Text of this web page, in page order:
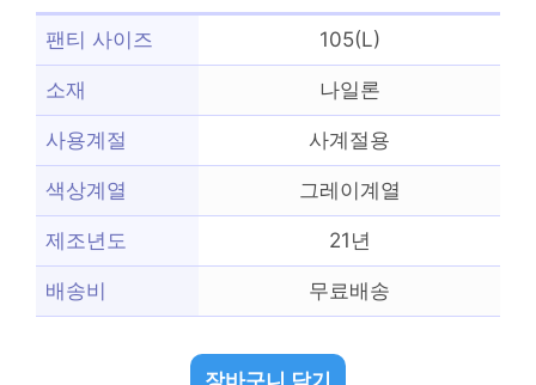
팬티 사이즈 105(L)
소재 나일론
사용계절 사계절용
색상계열 그레이계열
제조년도 21년
배송비 무료배송
장바구니 담기